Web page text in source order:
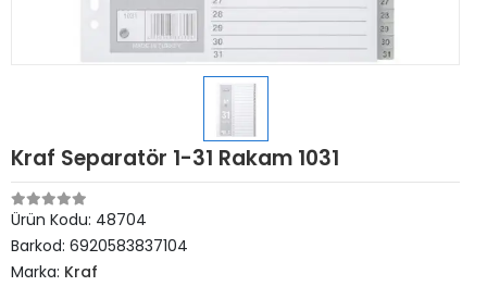
Kraf Separatör 1-31 Rakam 1031
Ürün Kodu: 48704
Barkod: 6920583837104
Marka: Kraf